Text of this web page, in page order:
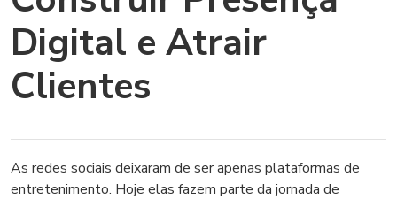
Digital e Atrair
Clientes
As redes sociais deixaram de ser apenas plataformas de
entretenimento. Hoje elas fazem parte da jornada de